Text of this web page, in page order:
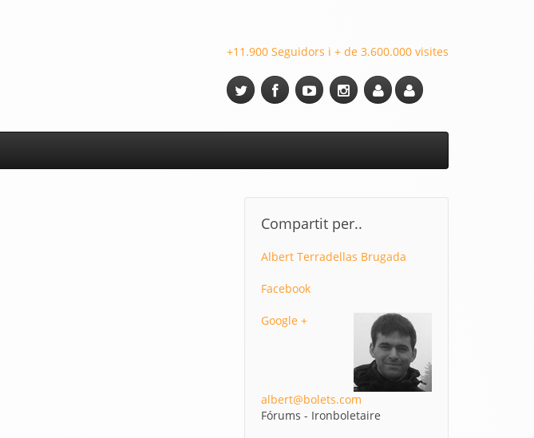
+11.900 Seguidors i + de 3.600.000 visites
Compartit per..
Albert Terradellas Brugada
Facebook
Google +
albert@bolets.com
Fórums - Ironboletaire